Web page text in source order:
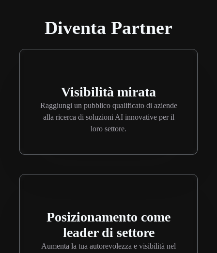
Diventa Partner
Visibilità mirata
Raggiungi un pubblico qualificato di aziende
alla ricerca di soluzioni AI innovative per il
loro settore.
Posizionamento come
leader di settore
Aumenta la tua autorevolezza e visibilità nel